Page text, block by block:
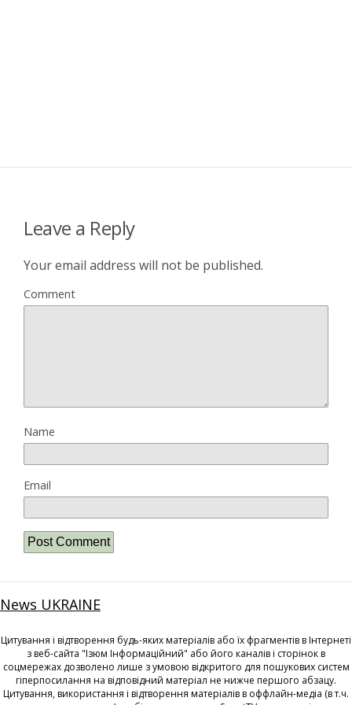
Leave a Reply
Your email address will not be published.
Comment
Name
Email
News UKRAINE
Цитування і відтворення будь-яких матеріалів або їх фрагментів в Інтернеті
з веб-сайта "Ізюм Інформаційний" або його каналів і сторінок в
соцмережах дозволено лише з умовою відкритого для пошукових систем
гіперпосилання на відповідний матеріал не нижче першого абзацу.
Цитування, використання і відтворення матеріалів в оффлайн-медіа (в т.ч.